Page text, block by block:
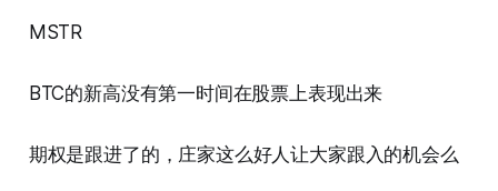
MSTR
BTC的新高没有第一时间在股票上表现出来
期权是跟进了的，庄家这么好人让大家跟入的机会么